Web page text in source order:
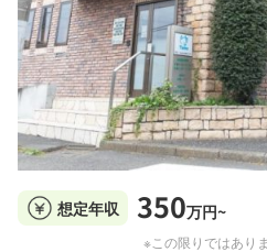
想定年収 350万円~
※この限りではありま